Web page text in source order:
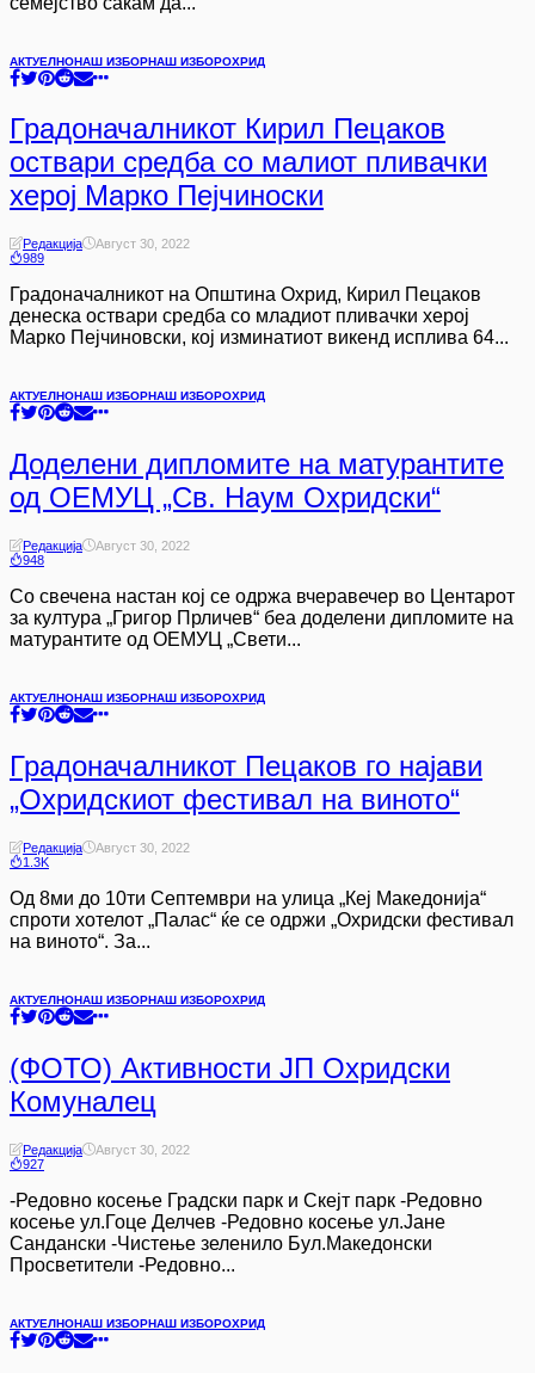
АКТУЕЛНОНАШ ИЗБОРНАШ ИЗБОРОХРИД
Градоначалникот Кирил Пецаков
оствари средба со малиот пливачки
херој Марко Пејчиноски
Редакција
Август 30, 2022
989
Градоначалникот на Општина Охрид, Кирил Пецаков
денеска оствари средба со младиот пливачки херој
Марко Пејчиновски, кој изминатиот викенд исплива 64...
АКТУЕЛНОНАШ ИЗБОРНАШ ИЗБОРОХРИД
Доделени дипломите на матурантите
од ОЕМУЦ „Св. Наум Охридски“
Редакција
Август 30, 2022
948
Со свечена настан кој се одржа вчеравечер во Центарот
за култура „Григор Прличев“ беа доделени дипломите на
матурантите од ОЕМУЦ „Свети...
АКТУЕЛНОНАШ ИЗБОРНАШ ИЗБОРОХРИД
Градоначалникот Пецаков го најави
„Охридскиот фестивал на виното“
Редакција
Август 30, 2022
1.3K
Од 8ми до 10ти Септември на улица „Кеј Македонија“
спроти хотелот „Палас“ ќе се одржи „Охридски фестивал
на виното“. За...
АКТУЕЛНОНАШ ИЗБОРНАШ ИЗБОРОХРИД
(ФОТО) Активности ЈП Охридски
Комуналец
Редакција
Август 30, 2022
927
-Редовно косење Градски парк и Скејт парк -Редовно
косење ул.Гоце Делчев -Редовно косење ул.Јане
Сандански -Чистење зеленило Бул.Македонски
Просветители -Редовно...
АКТУЕЛНОНАШ ИЗБОРНАШ ИЗБОРОХРИД